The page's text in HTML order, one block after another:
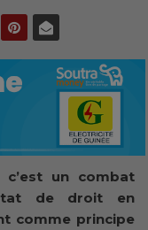
c’est un combat
de droit en
comme principe